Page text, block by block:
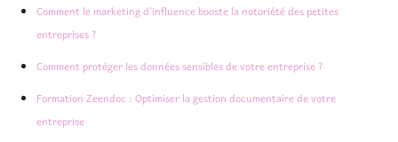
Comment le marketing d’influence booste la notoriété des petites
entreprises ?
Comment protéger les données sensibles de votre entreprise ?
Formation Zeendoc : Optimiser la gestion documentaire de votre
entreprise